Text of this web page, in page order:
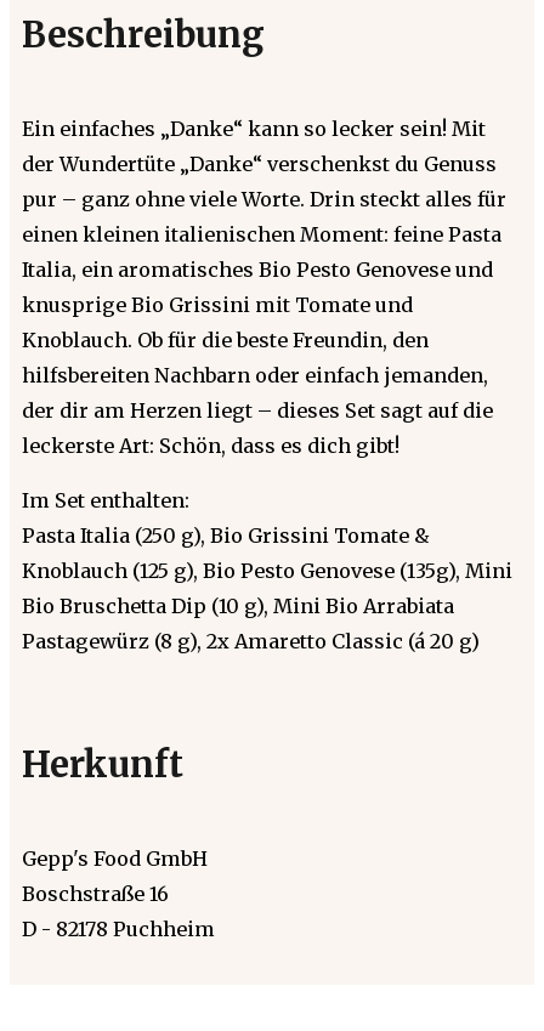
Beschreibung
Ein einfaches „Danke“ kann so lecker sein! Mit
der Wundertüte „Danke“ verschenkst du Genuss
pur – ganz ohne viele Worte. Drin steckt alles für
einen kleinen italienischen Moment: feine Pasta
Italia, ein aromatisches Bio Pesto Genovese und
knusprige Bio Grissini mit Tomate und
Knoblauch. Ob für die beste Freundin, den
hilfsbereiten Nachbarn oder einfach jemanden,
der dir am Herzen liegt – dieses Set sagt auf die
leckerste Art: Schön, dass es dich gibt!
Im Set enthalten:
Pasta Italia (250 g), Bio Grissini Tomate &
Knoblauch (125 g), Bio Pesto Genovese (135g), Mini
Bio Bruschetta Dip (10 g), Mini Bio Arrabiata
Pastagewürz (8 g), 2x Amaretto Classic (á 20 g)
Herkunft
Gepp's Food GmbH
Boschstraße 16
D - 82178 Puchheim